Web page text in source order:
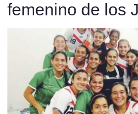
femenino de los